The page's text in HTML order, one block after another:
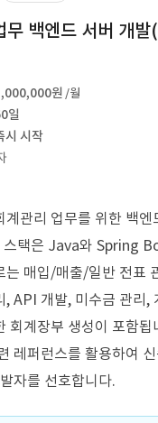
무 백엔드 서버 개발
원 /월
일
시 시작
계관리 업무를 위한 백엔
스택은 Java와 Spring
는 매입/매출/일반 전표
, API 개발, 미수금 관리,
회계장부 생성이 포함됩
레퍼런스를 활용하여
자를 선호합니다.